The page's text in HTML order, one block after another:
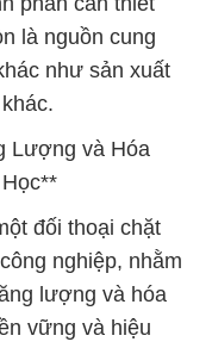
là nguồn cung
như sản xuất
Lượng và Hóa
đối thoại chặt
nghiệp, nhằm
lượng và hóa
vững và hiệu